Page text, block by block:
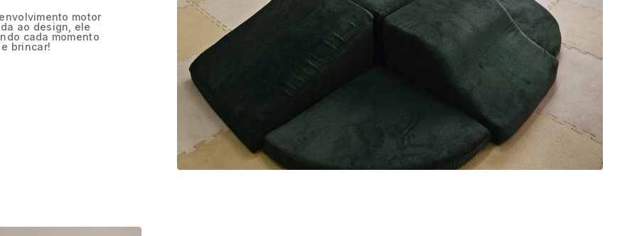
motor
ao design, ele
cada momento
brincar!